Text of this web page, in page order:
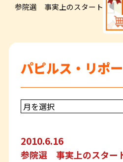
参院選 事実上のスタート
パピルス・リポ
2010.6.16
参院選 事実上のスター